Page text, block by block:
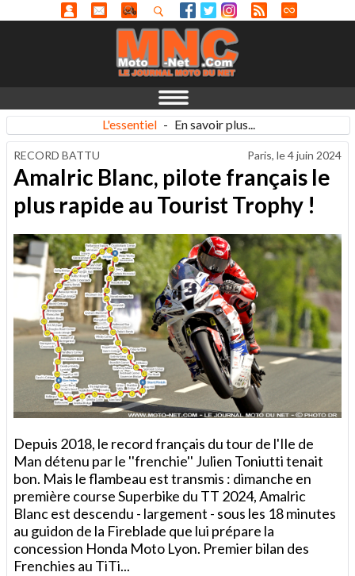
L'essentiel - En savoir plus...
RECORD BATTU Paris, le4 juin 2024
Amalric Blanc, pilote français le
plus rapide au Tourist Trophy !
Depuis 2018, le record français du tour de l'Ile de
Man détenu par le ''frenchie'' Julien Toniutti tenait
bon. Mais le flambeau est transmis : dimanche en
première course Superbike du TT 2024, Amalric
Blanc est descendu - largement - sous les 18 minutes
au guidon de la Fireblade que lui prépare la
concession Honda Moto Lyon. Premier bilan des
Frenchies au TiTi...